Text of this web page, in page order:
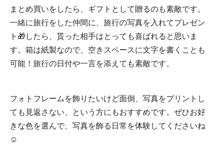
まとめ買いをしたら、ギフトとして贈るのも素敵です。
一緒に旅行をした仲間に、旅行の写真を入れてプレゼン
ト🎁したら、貰った相手はとっても喜ばれると思いま
す。箱は紙製なので、空きスペースに文字を書くことも
可能！旅行の日付や一言を添えても素敵です。
フォトフレームを飾りたいけど面倒、写真をプリントし
ても見返さない、という方にもおすすめです。ぜひお好
きな色を選んで、写真を飾る日常を体験してくださいね
☺